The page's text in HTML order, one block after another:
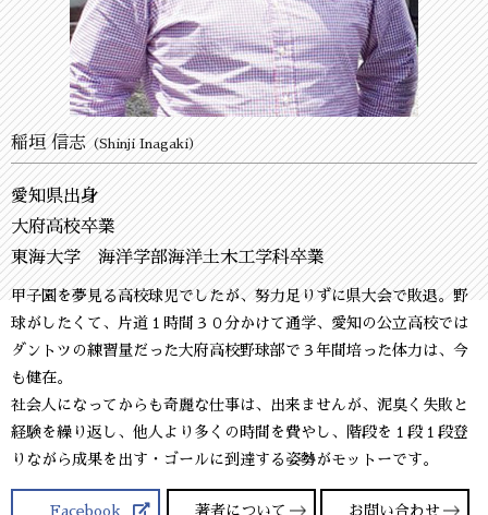
稲垣 信志（Shinji Inagaki）
愛知県出身
大府高校卒業
東海大学 海洋学部海洋土木工学科卒業
甲子園を夢見る高校球児でしたが、努力足りずに県大会で敗退。野
球がしたくて、片道１時間３０分かけて通学、愛知の公立高校では
ダントツの練習量だった大府高校野球部で３年間培った体力は、今
も健在。
社会人になってからも奇麗な仕事は、出来ませんが、泥臭く失敗と
経験を繰り返し、他人より多くの時間を費やし、階段を１段１段登
りながら成果を出す・ゴールに到達する姿勢がモットーです。
Facebook 著者について お問い合わせ